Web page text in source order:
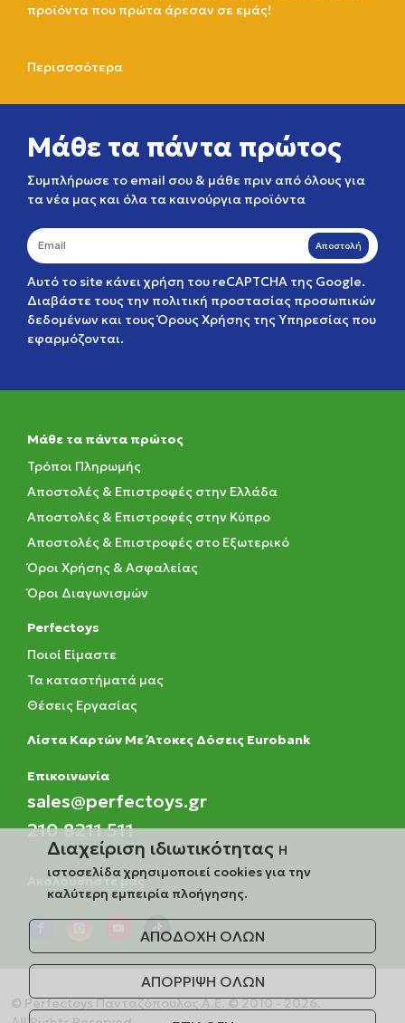
προϊόντα που πρώτα άρεσαν σε εμάς!
Περισσσότερα
Μάθε τα πάντα πρώτος
Συμπλήρωσε το email σου & μάθε πριν από όλους για
τα νέα μας και όλα τα καινούργια προϊόντα
Αποστολή
Αυτό το site κάνει χρήση του reCAPTCHA της Google.
Διαβάστε τους την πολιτική προστασίας προσωπικών
δεδομένων και τουςΌρους Χρήσης της Υπηρεσίας που
εφαρμόζονται.
Μάθε τα πάντα πρώτος
Τρόποι Πληρωμής
Αποστολές & Επιστροφές στην Ελλάδα
Αποστολές & Επιστροφές στην Κύπρο
Αποστολές & Επιστροφές στο Εξωτερικό
Όροι Χρήσης & Ασφαλείας
Όροι Διαγωνισμών
Perfectoys
Ποιοί Είμαστε
Τα καταστήματά μας
Θέσεις Εργασίας
Λίστα Καρτών Με Άτοκες Δόσεις Eurobank
Eπικοινωνία
sales@perfectoys.gr
210 8211 511
Ακολουθήστε μας
© Perfectoys Πανταζόπουλος Α.Ε. © 2010 - 2026.
Διαχείριση ιδιωτικότητας Η
ιστοσελίδα χρησιμοποιεί cookies για την
καλύτερη εμπειρία πλοήγησης.
ΑΠΟΔΟΧΗ ΟΛΩΝ
ΑΠΟΡΡΙΨΗ ΟΛΩΝ